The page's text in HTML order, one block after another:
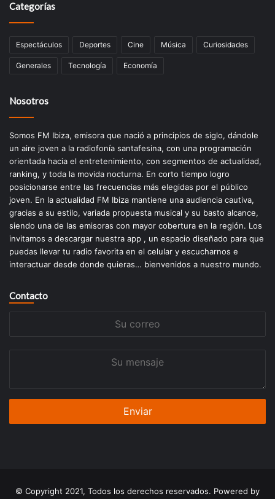
Categorías
Espectáculos Deportes Cine Música Curiosidades
Generales Tecnología Economía
Nosotros
Somos FM Ibiza, emisora que nació a principios de siglo, dándole
un aire joven a la radiofonía santafesina, con una programación
orientada hacia el entretenimiento, con segmentos de actualidad,
ranking, y toda la movida nocturna. En corto tiempo logro
posicionarse entre las frecuencias más elegidas por el público
joven. En la actualidad FM Ibiza mantiene una audiencia cautiva,
gracias a su estilo, variada propuesta musical y su basto alcance,
siendo una de las emisoras con mayor cobertura en la región. Los
invitamos a descargar nuestra app , un espacio diseñado para que
puedas llevar tu radio favorita en el celular y escucharnos e
interactuar desde donde quieras… bienvenidos a nuestro mundo.
Contacto
© Copyright 2021, Todos los derechos reservados. Powered by